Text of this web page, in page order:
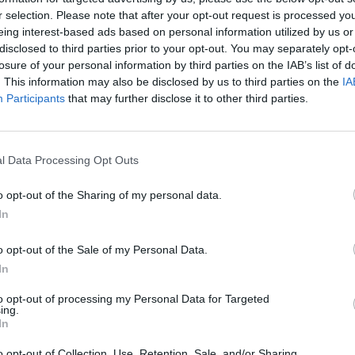
selection. Please note that after your opt-out request is processed
interest-based ads based on personal information utilized by us
to third parties prior to your opt-out. You may separately
of your personal information by third parties on the IAB’s list of
This information may also be disclosed by us to third parties on the
Participants that may further disclose it to other third parties.
Data Processing Opt Outs
opt-out of the Sharing of my personal data.
opt-out of the Sale of my Personal Data.
opt-out of processing my Personal Data for Targeted
de um apoio financeiro até 50% do
euros por metro de vedação, ou até 500 euros
a pessoas singulares e coletivas, detentores
O período de candidaturas decorrerá até
ser entregues no Balcão Único da
dos documentos de identificação,
planta de localização e o orçamento dos
das candidaturas aprovadas. Para
de candidatura, os interessados deverão
ou deslocar-se ao Balcão Único da
a este programa de apoio, 26 foram
de 5000 euros, que, após reforço,
34 candidaturas apresentadas.
30